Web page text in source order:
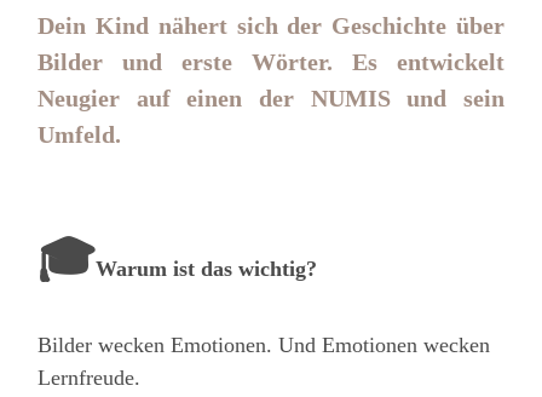
Dein Kind nähert sich der Geschichte über
Bilder und erste Wörter. Es entwickelt
Neugier auf einen der NUMIS und sein
Umfeld.
🎓Warum ist das wichtig?
Bilder wecken Emotionen. Und Emotionen wecken
Lernfreude.